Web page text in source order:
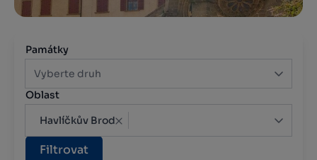
Památky
Vyberte druh
Oblast
Havlíčkův Brod
Filtrovat